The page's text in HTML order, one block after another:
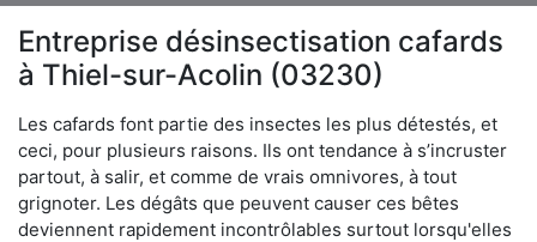
Entreprise désinsectisation cafards
à Thiel-sur-Acolin (03230)
Les cafards font partie des insectes les plus détestés, et
ceci, pour plusieurs raisons. Ils ont tendance à s’incruster
partout, à salir, et comme de vrais omnivores, à tout
grignoter. Les dégâts que peuvent causer ces bêtes
deviennent rapidement incontrôlables surtout lorsqu'elles